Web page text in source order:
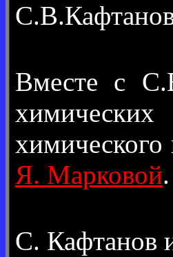
Вместе с
Я. Марковой.
С. Кафтанов